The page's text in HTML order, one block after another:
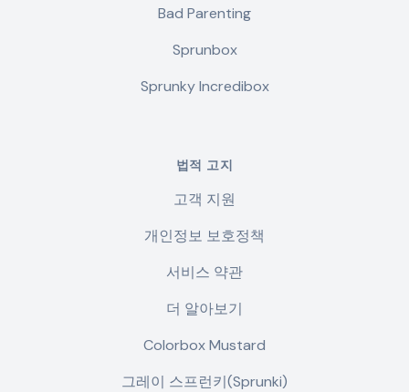
Bad Parenting
Sprunbox
Sprunky Incredibox
법적 고지
고객 지원
개인정보 보호정책
서비스 약관
더 알아보기
Colorbox Mustard
그레이 스프런키(Sprunki)